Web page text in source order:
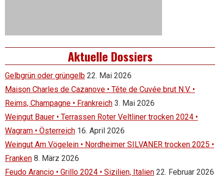
Aktuelle Dossiers
Gelbgrün oder grüngelb 22. Mai 2026
Maison Charles de Cazanove • Tête de Cuvée brut N.V. •
Reims, Champagne • Frankreich 3. Mai 2026
Weingut Bauer • Terrassen Roter Veltliner trocken 2024 •
Wagram • Österreich 16. April 2026
Weingut Am Vögelein • Nordheimer SILVANER trocken 2025 •
Franken 8. März 2026
Feudo Arancio • Grillo 2024 • Sizilien, Italien 22. Februar 2026